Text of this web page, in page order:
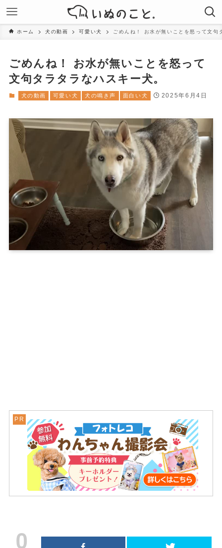
ホーム 犬の動画 可愛い犬 ごめんね！ お水が無いことを怒って文句
ごめんね！ お水が無いことを怒って
文句タラタラなハスキー犬。
犬の動画 可愛い犬 犬の鳴き声 面白い犬 2025年6月4日
0